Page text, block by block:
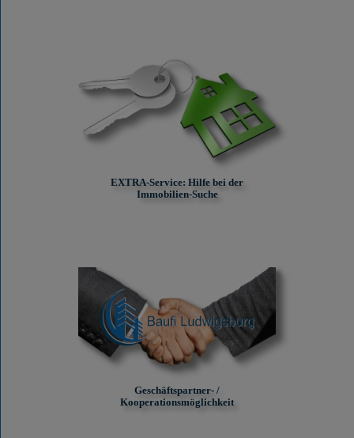
EXTRA-Service: Hilfe bei der
Immobilien-Suche
Geschäftspartner- /
Kooperationsmöglichkeit